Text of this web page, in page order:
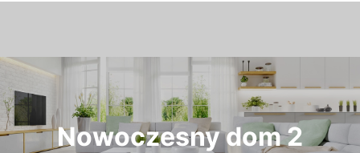
Nowoczesny dom 2